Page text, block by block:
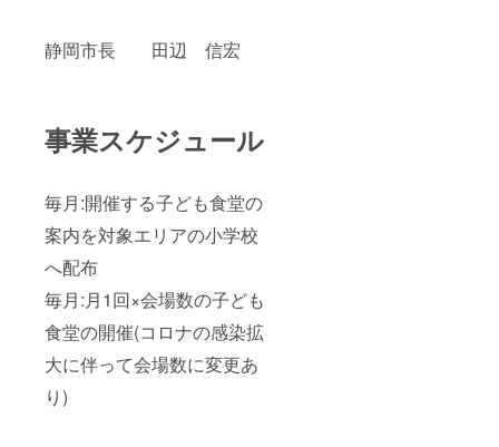
静岡市長 田辺 信宏
事業スケジュール
毎月:開催する子ども食堂の
案内を対象エリアの小学校
へ配布
毎月:月1回×会場数の子ども
食堂の開催(コロナの感染拡
大に伴って会場数に変更あ
り)